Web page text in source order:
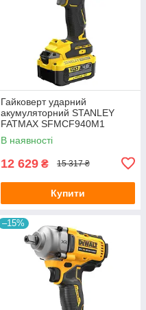
Гайковерт ударний
акумуляторний STANLEY
FATMAX SFMCF940M1
В наявності
12 629 ₴ 15 317 ₴
Купити
–15%